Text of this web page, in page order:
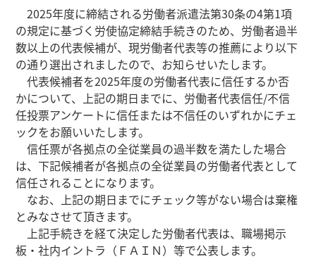
2025年度に締結される労働者派遣法第30条の4第1項
の規定に基づく労使協定締結手続きのため、労働者過半
数以上の代表候補が、現労働者代表等の推薦により以下
の通り選出されましたので、お知らせいたします。
代表候補者を2025年度の労働者代表に信任するか否
かについて、上記の期日までに、労働者代表信任/不信
任投票アンケートに信任または不信任のいずれかにチェ
ックをお願いいたします。
信任票が各拠点の全従業員の過半数を満たした場合
は、下記候補者が各拠点の全従業員の労働者代表として
信任されることになります。
なお、上記の期日までにチェック等がない場合は棄権
とみなさせて頂きます。
上記手続きを経て決定した労働者代表は、職場掲示
板・社内イントラ（ＦＡＩＮ）等で公表します。